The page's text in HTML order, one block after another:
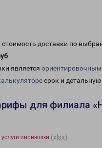
доставки по
.
является ориентировочным
срок и
для филиала
перевозки (xlsx)